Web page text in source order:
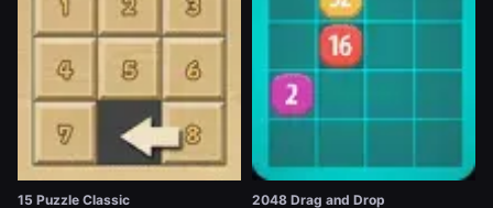
15 Puzzle Classic 2048 Drag and Drop